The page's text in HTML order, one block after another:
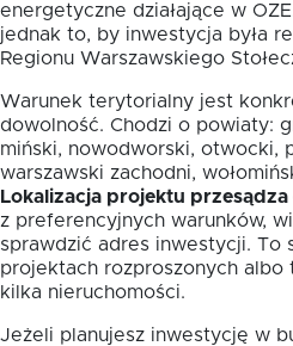
energetyczne działające w
jednak to, by inwestycja była
Regionu Warszawskiego
Warunek terytorialny jest
dowolność. Chodzi o powiaty:
miński, nowodworski, otwocki,
warszawski zachodni,
Lokalizacja projektu
z preferencyjnych warunków,
sprawdzić adres inwestycji. To
projektach rozproszonych albo
kilka nieruchomości.
Jeżeli planujesz inwestycję w